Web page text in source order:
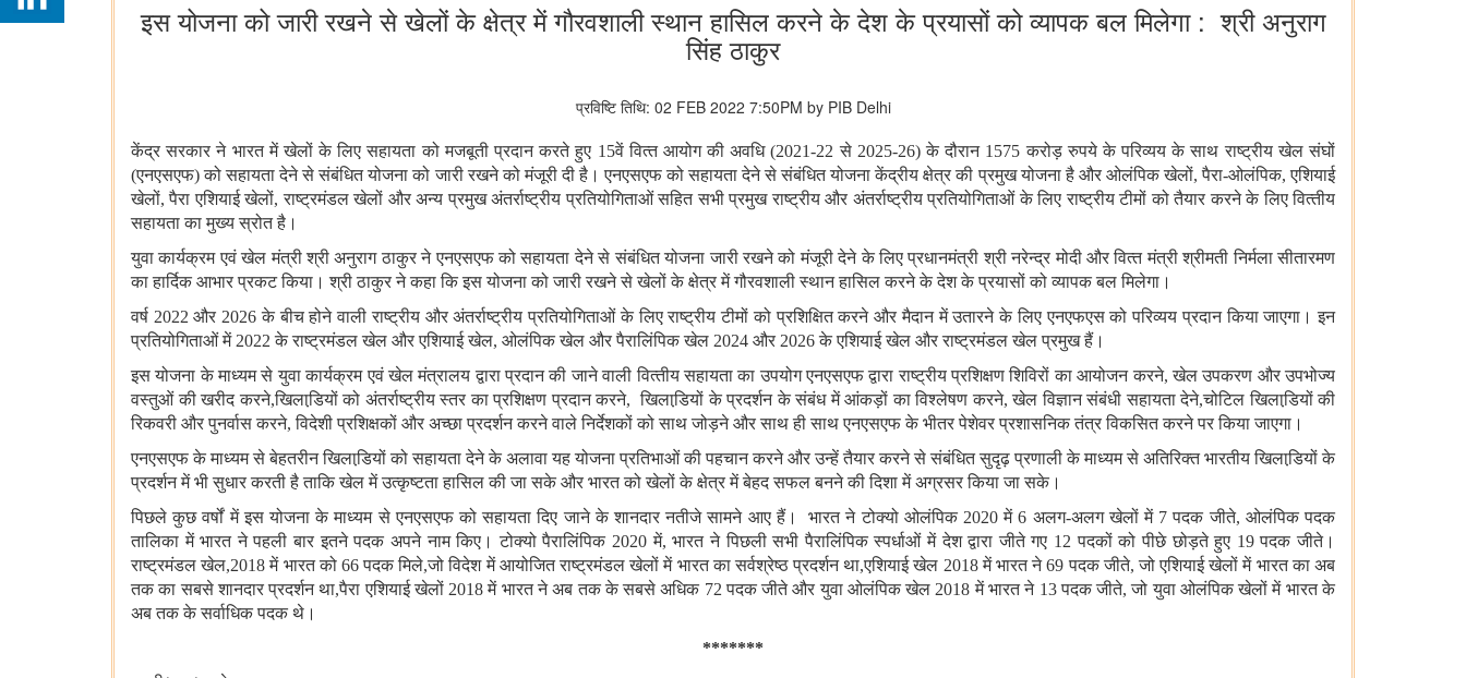
इस योजना को जारी रखने से खेलों के क्षेत्र में गौरवशाली स्‍थान हासिल करने के देश के प्रयासों को व्‍यापक बल मिलेगा : श्री अनुराग
सिंह ठाकुर
प्रविष्टि तिथि: 02 FEB 2022 7:50PM by PIB Delhi
केंद्र सरकार ने भारत में खेलों के लिए सहायता को मजबूती प्रदान करते हुए 15वें वित्‍त आयोग की अवधि (2021-22 से 2025-26) के दौरान 1575 करोड़ रुपये के परिव्‍यय के साथ राष्‍ट्रीय खेल संघों
(एनएसएफ) को सहायता देने से संबंधित योजना को जारी रखने को मंजूरी दी है। एनएसएफ को सहायता देने से संबंधित योजना केंद्रीय क्षेत्र की प्रमुख योजना है और ओलंपिक खेलों,पैरा-ओलंपिक,एशियाई
खेलों,पैरा एशियाई खेलों,राष्ट्रमंडल खेलों और अन्‍य प्रमुख अंतर्राष्‍ट्रीय प्रतियोगिताओं सहित सभी प्रमुख राष्ट्रीय और अंतर्राष्ट्रीय प्रतियोगिताओं के लिए राष्ट्रीय टीमों को तैयार करने के लिए वित्‍तीय
सहायता का मुख्य स्रोत है।
युवा कार्यक्रम एवं खेल मंत्री श्री अनुराग ठाकुर ने एनएसएफ को सहायता देने से संबंधित योजना जारी रखने को मंजूरी देने के लिए प्रधानमंत्री श्री नरेन्‍द्र मोदी और वित्‍त मंत्री श्रीमती निर्मला सीतारमण
का हार्दिक आभार प्रकट किया। श्री ठाकुर ने कहा कि इस योजना को जारी रखने से खेलों के क्षेत्र में गौरवशाली स्‍थान हासिल करने के देश के प्रयासों को व्‍यापक बल मिलेगा।
वर्ष 2022 और 2026 के बीच होने वाली राष्ट्रीय और अंतर्राष्ट्रीय प्रतियोगिताओं के लिए राष्‍ट्रीय टीमों को प्रशिक्षित करने और मैदान में उतारने के लिए एनएफएस को परिव्‍यय प्रदान किया जाएगा। इन
प्रतियोगिताओं में 2022 के राष्ट्रमंडल खेल और एशियाई खेल, ओलंपिक खेल और पैरालिंपिक खेल 2024 और 2026 के एशियाई खेल और राष्ट्रमंडल खेल प्रमुख हैं।
इस योजना के माध्‍यम से युवा कार्यक्रम एवं खेल मंत्रालय द्वारा प्रदान की जाने वाली वित्‍तीय सहायता का उपयोग एनएसएफ द्वारा राष्‍ट्रीय प्रशिक्षण शिविरों का आयोजन करने, खेल उपकरण और उपभोज्‍य
वस्‍तुओं की खरीद करने,खिलाडि़यों को अंतर्राष्‍ट्रीय स्‍तर का प्रशिक्षण प्रदान करने, खिलाडि़यों के प्रदर्शन के संबंध में आंकड़ों का विश्‍लेषण करने, खेल विज्ञान संबंधी सहायता देने,चोटिल खिलाडि़यों की
रिकवरी और पुनर्वास करने, विदेशी प्रशिक्षकों और अच्‍छा प्रदर्शन करने वाले निर्देशकों को साथ जोड़ने और साथ ही साथ एनएसएफ के भीतर पेशेवर प्रशासनिक तंत्र विकसित करने पर किया जाएगा।
एनएसएफ के माध्‍यम से बेहतरीन खिलाडि़यों को सहायता देने के अलावा यह योजना प्रतिभाओं की पहचान करने और उन्‍हें तैयार करने से संबंधित सुदृढ़ प्रणाली के माध्यम से अतिरिक्‍त भारतीय खिलाडि़यों के
प्रदर्शन में भी सुधार करती है ताकि खेल में उत्कृष्टता हासिल की जा सके और भारत को खेलों के क्षेत्र में बेहद सफल बनने की दिशा में अग्रसर किया जा सके।
पिछले कुछ वर्षों में इस योजना के माध्‍यम से एनएसएफ को सहायता दिए जाने के शानदार नतीजे सामने आए हैं। भारत ने टोक्यो ओलंपिक 2020 में 6 अलग-अलग खेलों में 7 पदक जीते, ओलंपिक पदक
तालिका में भारत ने पहली बार इतने पदक अपने नाम किए। टोक्यो पैरालिंपिक 2020 में,भारत ने पिछली सभी पैरालिंपिक स्‍पर्धाओं में देश द्वारा जीते गए 12 पदकों को पीछे छोड़ते हुए 19 पदक जीते।
राष्ट्रमंडल खेल,2018 में भारत को 66 पदक मिले,जो विदेश में आयोजित राष्ट्रमंडल खेलों में भारत का सर्वश्रेष्ठ प्रदर्शन था,एशियाई खेल 2018 में भारत ने 69 पदक जीते,जो एशियाई खेलों में भारत का अब
तक का सबसे शानदार प्रदर्शन था,पैरा एशियाई खेलों 2018 में भारत ने अब तक के सबसे अधिक 72 पदक जीते और युवा ओलंपिक खेल 2018 में भारत ने 13 पदक जीते,जो युवा ओलंपिक खेलों में भारत के
अब तक के सर्वाधिक पदक थे।
*******